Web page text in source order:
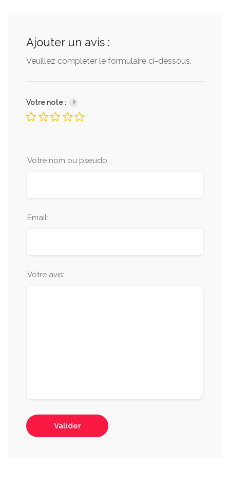
Ajouter un avis :
Veuillez completer le formulaire ci-dessous.
Votre note :
Votre nom ou pseudo:
Email:
Votre avis:
Valider